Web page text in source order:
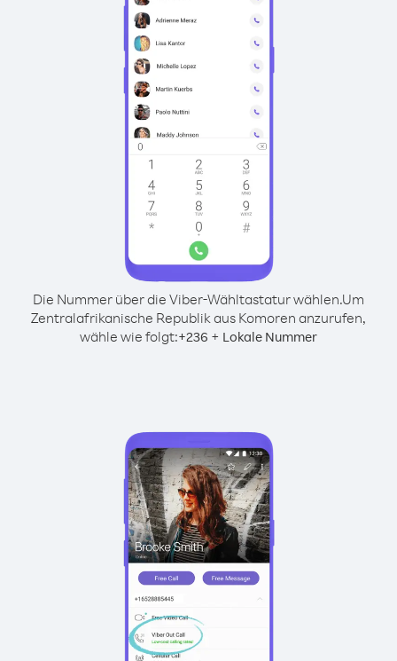
Die Nummer über die Viber-Wähltastatur wählen.Um
Zentralafrikanische Republik aus Komoren anzurufen,
wähle wie folgt:+236 + Lokale Nummer